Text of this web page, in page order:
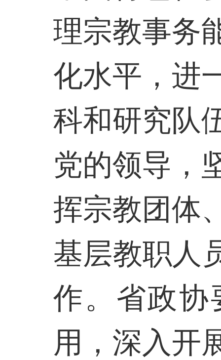
理宗教事务
化水平，进
科和研究队
党的领导，
挥宗教团体
基层教职人
作。省政协
用，深入开